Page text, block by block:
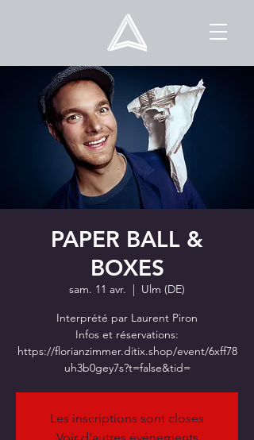
PAPER BALL &
BOXES
sam. 11 avr.
  |
Ulm (DE)
Interprété par Laurent Piron
Infos et réservations:
https://florianzimmer.ditix.shop/event/6xff78
uh3b0gey7s?t=false&tid=
Les inscriptions sont closes